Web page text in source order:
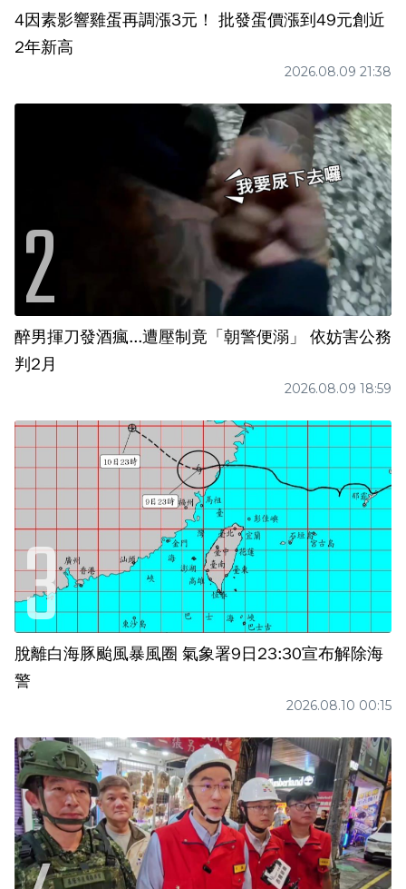
4因素影響雞蛋再調漲3元！ 批發蛋價漲到49元創近
2年新高
2026.08.09 21:38
醉男揮刀發酒瘋...遭壓制竟「朝警便溺」 依妨害公務
判2月
2026.08.09 18:59
脫離白海豚颱風暴風圈 氣象署9日23:30宣布解除海
警
2026.08.10 00:15